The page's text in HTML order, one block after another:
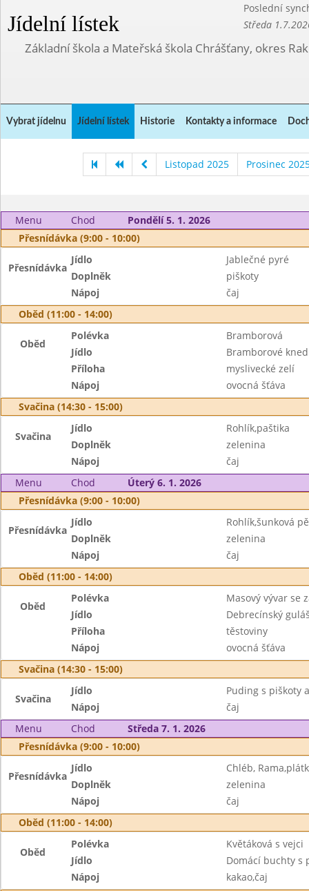
Jídelní lístek
Poslední
Středa
Základní škola a Mateřská škola Chrášťany, okres
Vybrat jídelnu Jídelní lístek Historie Kontakty a informace
Listopad 2025 Prosinec
Menu Chod
Pondělí 5. 1. 2026
Přesnídávka (9:00 - 10:00)
Přesnídávka
Jídlo
Jablečné pyré
Doplněk
piškoty
Nápoj
čaj
Oběd (11:00 - 14:00)
Oběd
Polévka
Bramborová
Jídlo
Bramborové
Příloha
myslivecké zelí
Nápoj
ovocná šťáva
Svačina (14:30 - 15:00)
Svačina
Jídlo
Rohlík,paštika
Doplněk
zelenina
Nápoj
čaj
Menu
Chod
Úterý 6. 1. 2026
Přesnídávka (9:00 - 10:00)
Přesnídávka
Jídlo
Rohlík,šunková
Doplněk
zelenina
Nápoj
čaj
Oběd (11:00 - 14:00)
Oběd
Polévka
Masový vývar se
Jídlo
Debrecínský
Příloha
těstoviny
Nápoj
ovocná šťáva
Svačina (14:30 - 15:00)
Svačina
Jídlo
Puding s piškoty
Nápoj
čaj
Menu
Chod
Středa 7. 1. 2026
Přesnídávka (9:00 - 10:00)
Přesnídávka
Jídlo
Chléb,
Doplněk
zelenina
Nápoj
čaj
Oběd (11:00 - 14:00)
Oběd
Polévka
Květáková s vejci
Jídlo
Domácí buchty s
Nápoj
kakao,čaj